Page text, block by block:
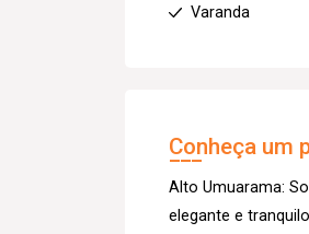
Varanda
Conheça um
Alto Umuarama:
elegante e